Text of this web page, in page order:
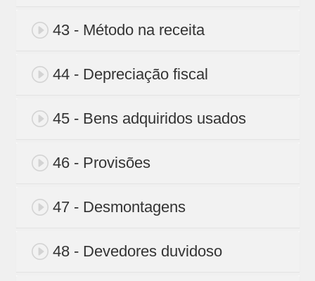
43 - Método na receita
44 - Depreciação fiscal
45 - Bens adquiridos usados
46 - Provisões
47 - Desmontagens
48 - Devedores duvidoso